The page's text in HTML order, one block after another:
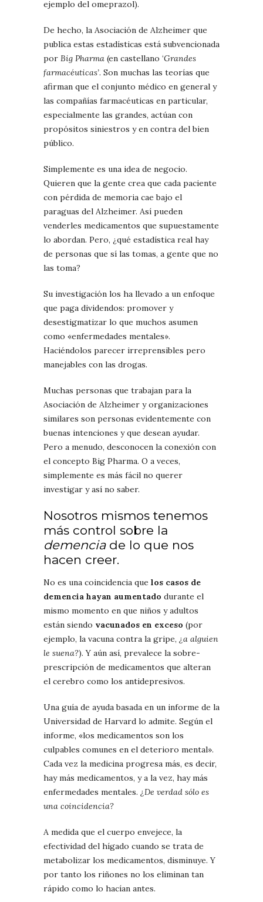
ejemplo del omeprazol).
De hecho, la Asociación de Alzheimer que
publica estas estadísticas está subvencionada
por Big Pharma (en castellano ‘Grandes
farmacéuticas’. Son muchas las teorías que
afirman que el conjunto médico en general y
las compañías farmacéuticas en particular,
especialmente las grandes, actúan con
propósitos siniestros y en contra del bien
público.
Simplemente es una idea de negocio.
Quieren que la gente crea que cada paciente
con pérdida de memoria cae bajo el
paraguas del Alzheimer. Así pueden
venderles medicamentos que supuestamente
lo abordan. Pero, ¿qué estadística real hay
de personas que sí las tomas, a gente que no
las toma?
Su investigación los ha llevado a un enfoque
que paga dividendos: promover y
desestigmatizar lo que muchos asumen
como «enfermedades mentales».
Haciéndolos parecer irreprensibles pero
manejables con las drogas.
Muchas personas que trabajan para la
Asociación de Alzheimer y organizaciones
similares son personas evidentemente con
buenas intenciones y que desean ayudar.
Pero a menudo, desconocen la conexión con
el concepto Big Pharma. O a veces,
simplemente es más fácil no querer
investigar y así no saber.
Nosotros mismos tenemos
más control sobre la
demenciade lo que nos
hacen creer.
No es una coincidencia que los casos de
demencia hayan aumentado durante el
mismo momento en que niños y adultos
están siendo vacunados en exceso (por
ejemplo, la vacuna contra la gripe, ¿a alguien
le suena?). Y aún así, prevalece la sobre-
prescripción de medicamentos que alteran
el cerebro como los antidepresivos.
Una guía de ayuda basada en un informe de la
Universidad de Harvard lo admite. Según el
informe, «los medicamentos son los
culpables comunes en el deterioro mental».
Cada vez la medicina progresa más, es decir,
hay más medicamentos, y a la vez, hay más
enfermedades mentales. ¿De verdad sólo es
una coincidencia?
A medida que el cuerpo envejece, la
efectividad del hígado cuando se trata de
metabolizar los medicamentos, disminuye. Y
por tanto los riñones no los eliminan tan
rápido como lo hacían antes.